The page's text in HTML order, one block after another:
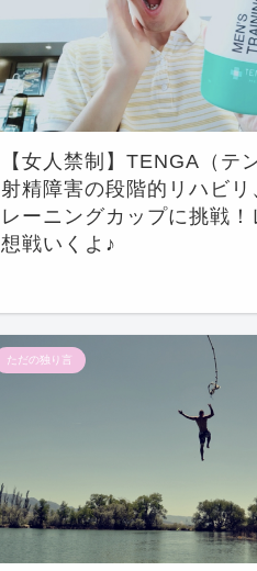
【女人禁制】TENGA（テ
射精障害の段階的リハビリ
レーニングカップに挑戦
想戦いくよ♪
ただの独り言